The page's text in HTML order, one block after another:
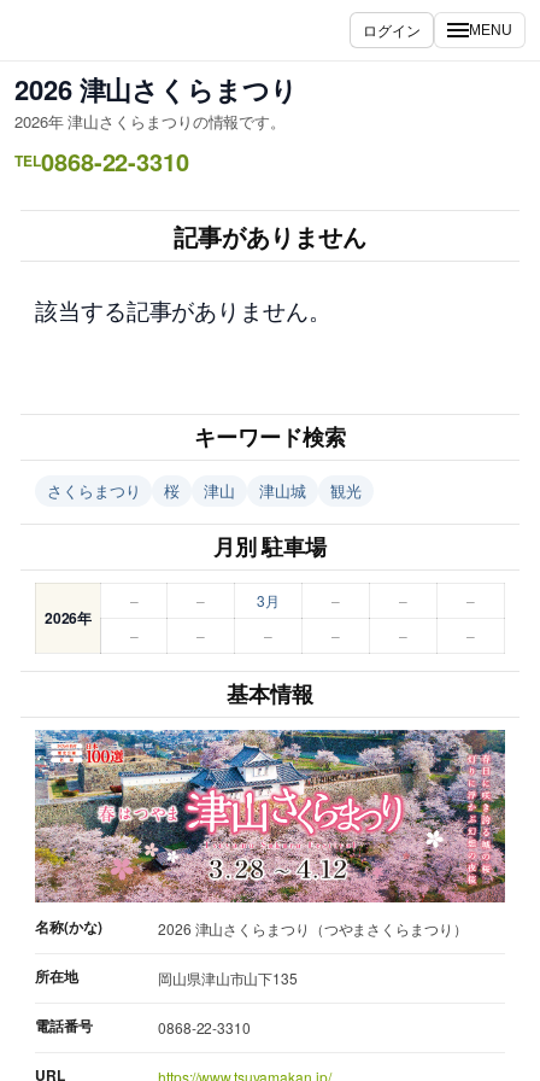
を
ス
キ
ッ
ログイン MENU
2026 津山さくらまつり
2026年 津山さくらまつりの情報です。
TEL0868-22-3310
記事がありません
該当する記事がありません。
キーワード検索
さくらまつり 桜 津山 津山城 観光
月別 駐車場
2026年
– – 3月 – –
–
–
– – – – –
基本情報
名称(かな) 2026 津山さくらまつり（つやまさくらまつり）
所在地 岡山県津山市山下135
電話番号 0868-22-3310
URL https://www.tsuyamakan.jp/